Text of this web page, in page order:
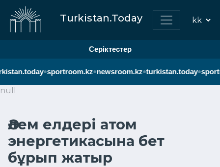
Turkistan.Today
Серіктестер
•sportroom.kz•newsroom.kz•turkistan.today•
null
Әлем елдері атом
энергетикасына бет
бұрып жатыр